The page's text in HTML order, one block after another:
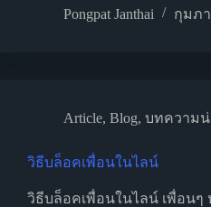
Pongpat Janthai
กุมภา
Article, Blog, บทความน่
วิธีบล็อคเพื่อนในไลน์
วิธีบล็อคเพื่อนในไลน์ เพื่อน